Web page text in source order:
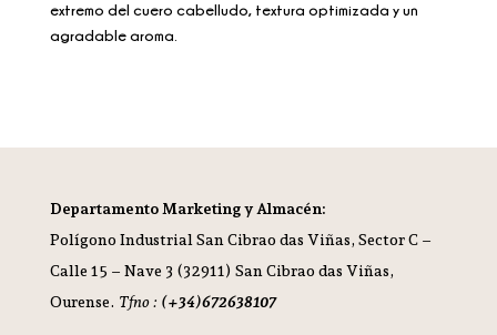
extremo del cuero cabelludo, textura optimizada y un
agradable aroma.
Departamento Marketing y Almacén:
Polígono Industrial San Cibrao das Viñas, Sector C –
Calle 15 – Nave 3 (32911) San Cibrao das Viñas,
Ourense. Tfno : (+34)672638107